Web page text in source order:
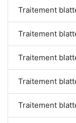
Traitement
Traitement
Traitement
Traitement
Traitement